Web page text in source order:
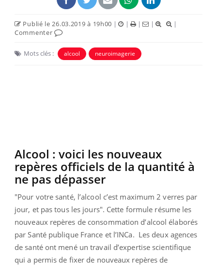
Publié le 26.03.2019 à 19h00 | | | |
|
Commenter
Mots clés : alcool neuroimagerie
Alcool : voici les nouveaux
repères officiels de la quantité à
ne pas dépasser
"Pour votre santé, l’alcool c’est maximum 2 verres par
jour, et pas tous les jours". Cette formule résume les
nouveaux repères de consommation d’alcool élaborés
par Santé publique France et l’INCa. Les deux agences
de santé ont mené un travail d’expertise scientifique
qui a permis de fixer de nouveaux repères de